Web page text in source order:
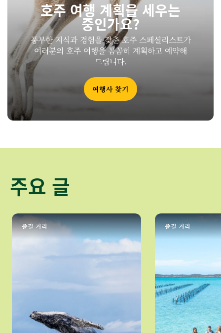
호주 여행 계획을 세우는
중인가요?
풍부한 지식과 경험을 갖춘 호주 스페셜리스트가
여러분의 호주 여행을 꼼꼼히 계획하고 예약해
드립니다.
여행사 찾기
주요 글
즐길 거리 즐길 거리